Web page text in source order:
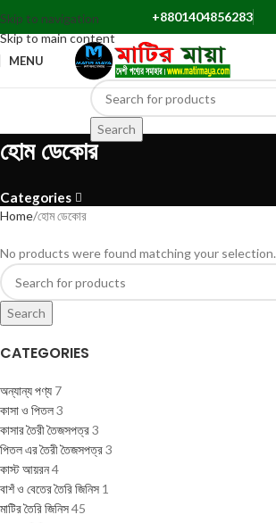
Skip to navigation
Skip to main content
+8801404856283
MENU
Search
হোম ডেকোর
Categories
CATEGORIES
অন্যান্য পণ্য 7
কাসা ও পিতল3
কাসার তৈরী তৈজসপত্র3
পিতল এর তৈরী তৈজসপত্র3
কাস্ট আয়রন4
বাশঁ ও বেতের তৈরি জিনিস 1
মাটির তৈরি জিনিস45
Home হোম ডেকোর
No products were found matching your selection.
Search